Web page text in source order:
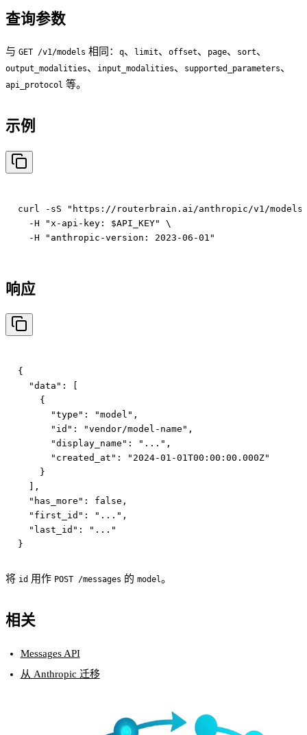
查询参数
与 GET /v1/models 相同： q、 limit、 offset、 page、 sort、
output_modalities、 input_modalities、 supported_parameters、
api_protocol 等。
示例
curl -sS "https://routerbrain.ai/anthropic/v1/
  -H "x-api-key: $API_KEY" \
响应
{
  "data": [
    {
      "type": "model",
      "id": "vendor/model-name",
      "display_name": "...",
      "created_at": "2024-01-01T00:00:00.000Z"
    }
  ],
  "has_more": false,
  "first_id": "...",
  "last_id": "..."
将 id 用作 POST /messages 的 model。
相关
Messages API
从 Anthropic 迁移